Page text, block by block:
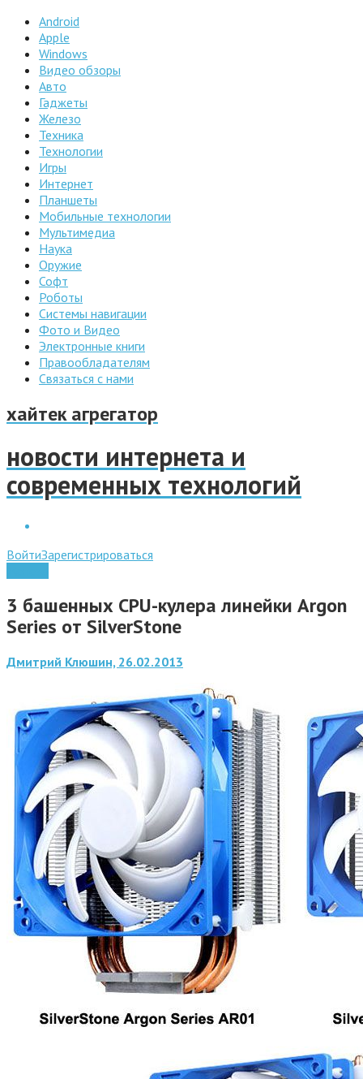
Android
Apple
Windows
Видео обзоры
Авто
Гаджеты
Железо
Техника
Технологии
Игры
Интернет
Планшеты
Мобильные технологии
Мультимедиа
Наука
Оружие
Софт
Роботы
Системы навигации
Фото и Видео
Электронные книги
Правообладателям
Связаться с нами
хайтек агрегатор
новости интернета и
современных технологий
ВойтиЗарегистрироваться
3 башенных CPU-кулера линейки Argon
Series от SilverStone
Дмитрий Клюшин, 26.02.2013